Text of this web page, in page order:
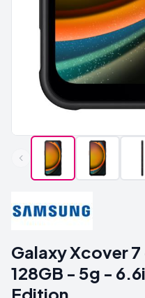
Galaxy Xcover
128GB - 5g -
Edition